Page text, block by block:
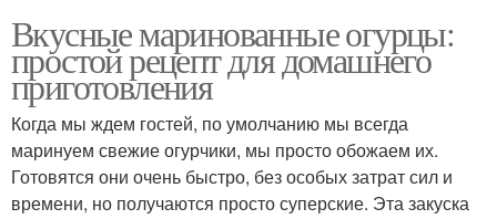
Вкусные маринованные огурцы:
простой рецепт для домашнего
приготовления
Когда мы ждем гостей, по умолчанию мы всегда
маринуем свежие огурчики, мы просто обожаем их.
Готовятся они очень быстро, без особых затрат сил и
времени, но получаются просто суперские. Эта закуска